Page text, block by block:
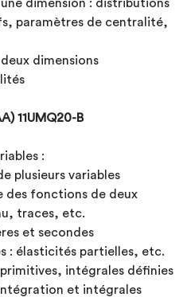
paramètres de centralité,
dimensions
11UMQ20-B
:
plusieurs variables
des fonctions de deux
traces, etc.
et secondes
: élasticités partielles, etc.
et intégrales